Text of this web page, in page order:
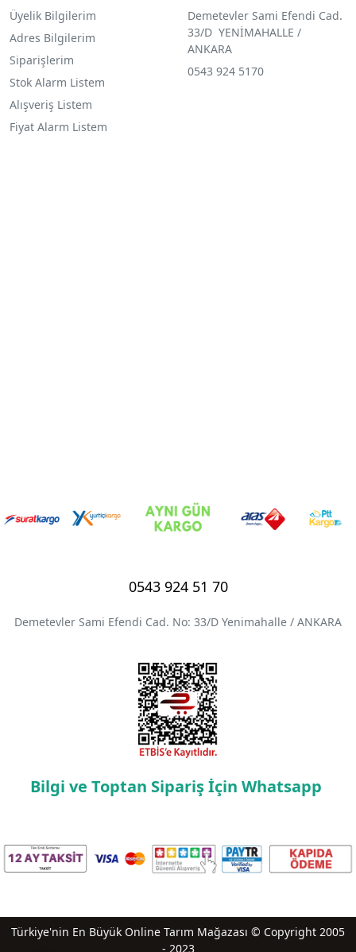
Üyelik Bilgilerim
Adres Bilgilerim
Siparişlerim
Stok Alarm Listem
Alışveriş Listem
Fiyat Alarm Listem
Demetevler Sami Efendi Cad.
33/D YENİMAHALLE /
ANKARA
0543 924 5170
0543 924 51 70
Demetevler Sami Efendi Cad. No: 33/D Yenimahalle / ANKARA
Bilgi ve Toptan Sipariş İçin Whatsapp
Türkiye'nin En Büyük Online Tarım Mağazası © Copyright 2005
- 2023